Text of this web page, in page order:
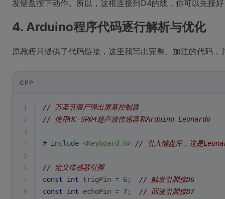
发键盘按下动作。所以，这根连接到D4的线，你可以先接
4. Arduino程序代码逐行解析与优化
原教程只提供了代码链接，这里我写出完整、加注的代码
CPP
1
// 万圣节僵尸弹出屏幕控制器
2
// 使用HC-SR04超声波传感器和Arduino Leonardo
3
4
# include <Keyboard.h> // 引入键盘库，这是
5
6
// 定义传感器引脚
7
const int trigPin = 6; // 触发引脚接D6
8
const int echoPin = 7; // 回波引脚接D7